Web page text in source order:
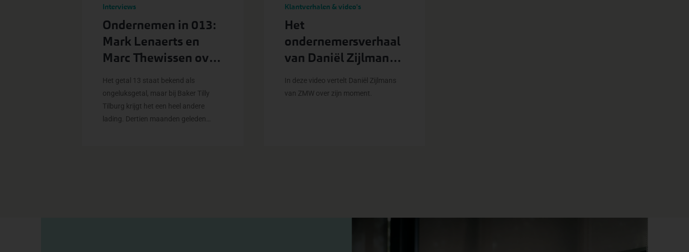
Interviews
Ondernemen in 013:
Mark Lenaerts en
Marc Thewissen over
de kracht van
Tilburgse
bedrijvigheid
Het getal 13 staat bekend als
ongeluksgetal, maar bij Baker Tilly
Tilburg krijgt het een heel andere
lading. Dertien maanden geleden
Klantverhalen & video's
Het
ondernemersverhaal
van Daniël Zijlmans
van ZMW
In deze video vertelt Daniël Zijlmans
van ZMW over zijn moment.